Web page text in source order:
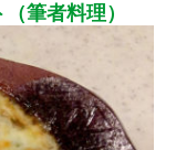
筆者料理）